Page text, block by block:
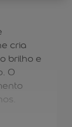
cria
brilho e
O